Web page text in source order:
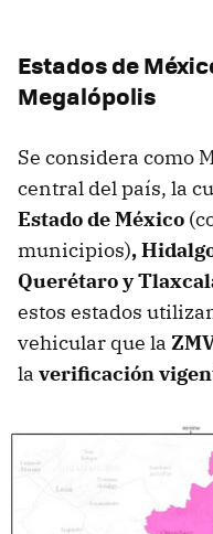
Estados de
Megalópolis
Se considera como
central del país, la
Estado de México
municipios),
Querétaro y
estos estados
vehicular que la
la verificación